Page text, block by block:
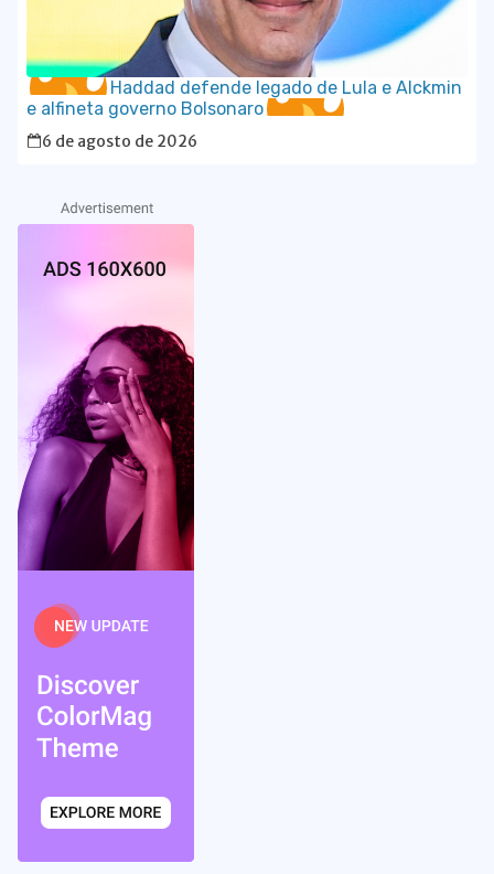
Haddad defende legado de Lula e Alckmin
e alfineta governo Bolsonaro
6 de agosto de 2026